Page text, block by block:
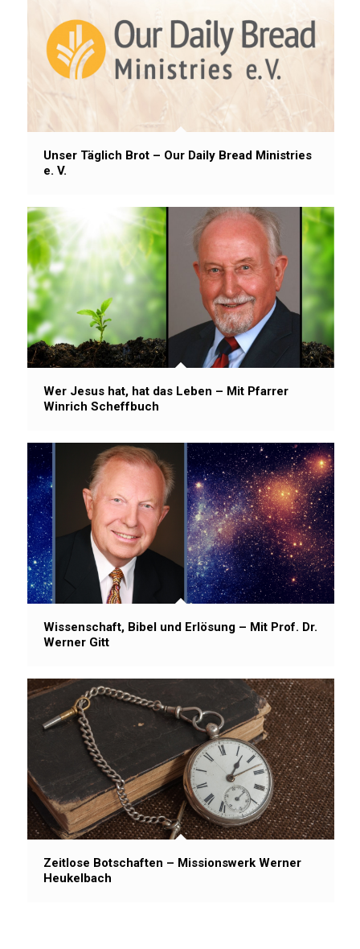
Unser Täglich Brot – Our Daily Bread Ministries
e. V.
Wer Jesus hat, hat das Leben – Mit Pfarrer
Winrich Scheffbuch
Wissenschaft, Bibel und Erlösung – Mit Prof. Dr.
Werner Gitt
Zeitlose Botschaften – Missionswerk Werner
Heukelbach